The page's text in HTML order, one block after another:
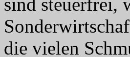
die vielen